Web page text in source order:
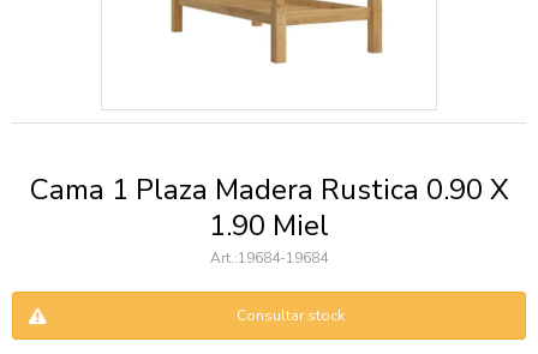
Cama 1 Plaza Madera Rustica 0.90 X
1.90 Miel
19684-19684
Consultar stock
Mensaje